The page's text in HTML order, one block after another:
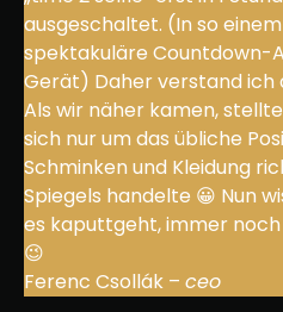
ausgeschaltet. (In so
spektakuläre Countdown-
Gerät) Daher verstand ich
Als wir näher kamen,
sich nur um das übliche
Schminken und Kleidung
Spiegels handelte 😀 Nun
es kaputtgeht, immer
😉
Ferenc Csollák – ceo